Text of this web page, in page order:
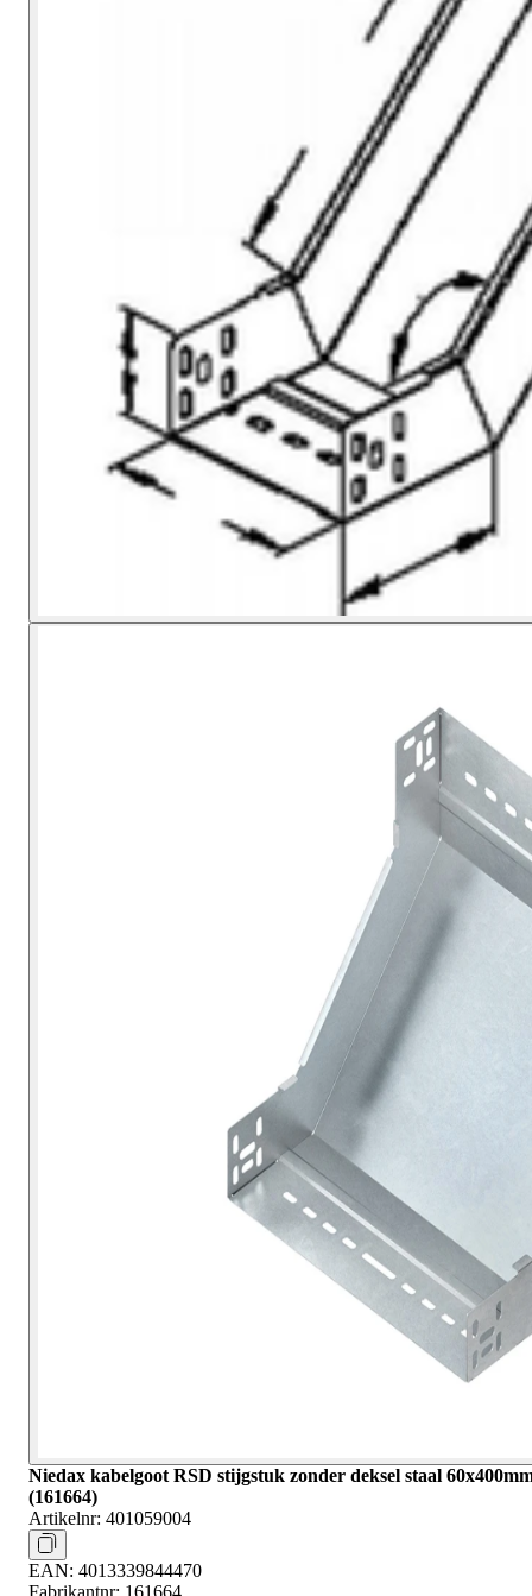
Niedax kabelgoot RSD stijgstuk zonder deksel staal
(161664)
Artikelnr: 401059004
EAN: 4013339844470
Fabrikantnr: 161664